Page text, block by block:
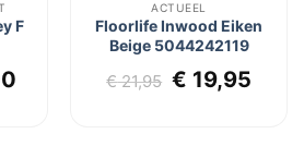
F
Huidige
ACTUEEL
Floorlife Inwood Eiken
Beige 5044242119
€21,95
prijs
€ 19,95